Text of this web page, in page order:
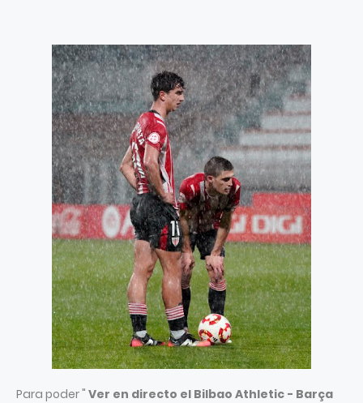
Para poder " Ver en directo el Bilbao Athletic - Barça